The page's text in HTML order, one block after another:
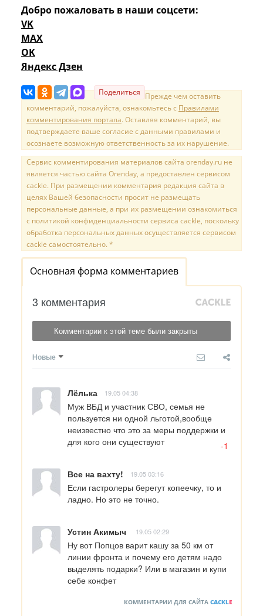
Добро пожаловать в наши соцсети:
VK
MAX
OK
Яндекс Дзен
Поделиться Прежде чем оставить
комментарий, пожалуйста, ознакомьтесь с Правилами
комментирования портала. Оставляя комментарий, вы
подтверждаете ваше согласие с данными правилами и
осознаете возможную ответственность за их нарушение.
Сервис комментирования материалов сайта orenday.ru не
является частью сайта Orenday, а предоставлен сервисом
cackle. При размещении комментария редакция сайта в
целях Вашей безопасности просит не размещать
персональные данные, а при их размещении ознакомиться
с политикой конфиденциальности сервиса cackle, поскольку
обработка персональных данных осуществляется сервисом
cackle самостоятельно. *
Основная форма комментариев
3 комментария
Комментарии к этой теме были закрыты
Новые
Лёлька 19.05 04:38
Муж ВБД и участник СВО, семья не
пользуется ни одной льготой,вообще
неизвестно что это за меры поддержки и
для кого они существуют
-1
Все на вахту! 19.05 03:16
Если гастролеры берегут копеечку, то и
ладно. Но это не точно.
Устин Акимыч 19.05 02:29
Ну вот Попцов варит кашу за 50 км от
линии фронта и почему его детям надо
выделять подарки? Или в магазин и купи
себе конфет
КОММЕНТАРИИ ДЛЯ САЙТА CACKLE